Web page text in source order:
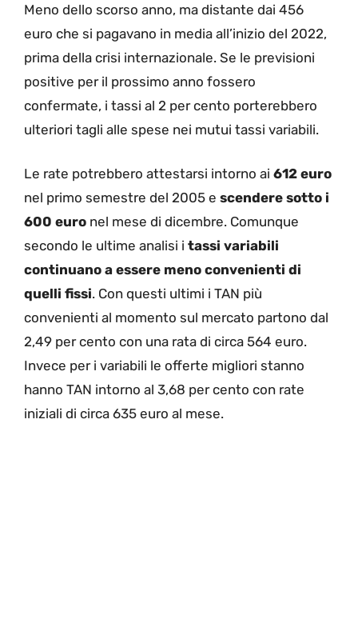
Meno dello scorso anno, ma distante dai 456
euro che si pagavano in media all’inizio del 2022,
prima della crisi internazionale. Se le previsioni
positive per il prossimo anno fossero
confermate, i tassi al 2 per cento porterebbero
ulteriori tagli alle spese nei mutui tassi variabili.
Le rate potrebbero attestarsi intorno ai 612 euro
nel primo semestre del 2005 e scendere sotto i
600 euro nel mese di dicembre. Comunque
secondo le ultime analisi i tassi variabili
continuano a essere meno convenienti di
quelli fissi. Con questi ultimi i TAN più
convenienti al momento sul mercato partono dal
2,49 per cento con una rata di circa 564 euro.
Invece per i variabili le offerte migliori stanno
hanno TAN intorno al 3,68 per cento con rate
iniziali di circa 635 euro al mese.